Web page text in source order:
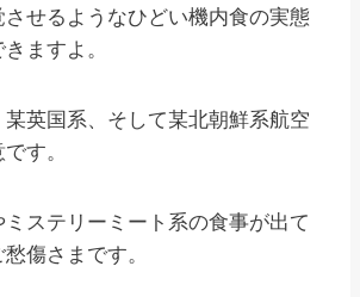
せるようなひどい機内食の実態
ますよ。
英国系、そして某北朝鮮系航空
す。
ステリーミート系の食事が出て
傷さまです。